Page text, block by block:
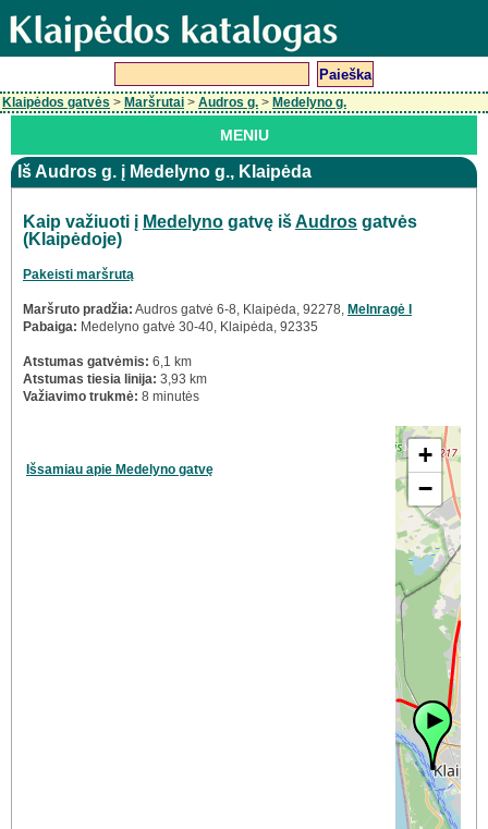
Klaipėdos gatvės > Maršrutai > Audros g. > Medelyno g.
MENIU
Iš Audros g. į Medelyno g., Klaipėda
Kaip važiuoti į Medelyno gatvę išAudros gatvės
(Klaipėdoje)
Pakeisti maršrutą
Maršruto pradžia: Audros gatvė 6-8, Klaipėda, 92278, Melnragė I
Pabaiga: Medelyno gatvė 30-40, Klaipėda, 92335
Atstumas gatvėmis: 6,1 km
Atstumas tiesia linija: 3,93 km
Važiavimo trukmė: 8 minutės
Išsamiau apie Medelyno gatvę
+
−